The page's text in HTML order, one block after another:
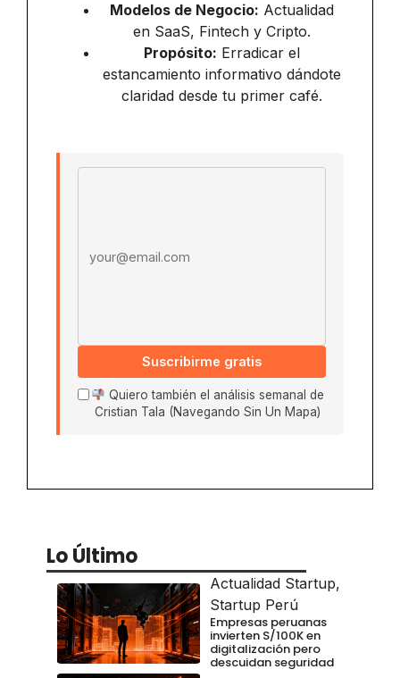
Modelos de Negocio: Actualidad
en SaaS, Fintech y Cripto.
Propósito: Erradicar el
estancamiento informativo dándote
claridad desde tu primer café.
Suscribirme gratis
Quiero también el análisis semanal de
Cristian Tala (Navegando Sin Un Mapa)
Lo Último
Actualidad Startup,
Startup Perú
Empresas peruanas
invierten S/100K en
digitalización pero
descuidan seguridad